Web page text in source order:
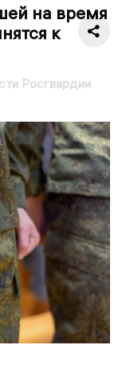
на время
к
Росгвардии